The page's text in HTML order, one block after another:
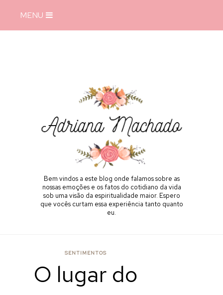
MENU
Bem vindos a este blog onde falamos sobre as
nossas emoções e os fatos do cotidiano da vida
sob uma visão da espiritualidade maior. Espero
que vocês curtam essa experiência tanto quanto
eu.
SENTIMENTOS
O lugar do